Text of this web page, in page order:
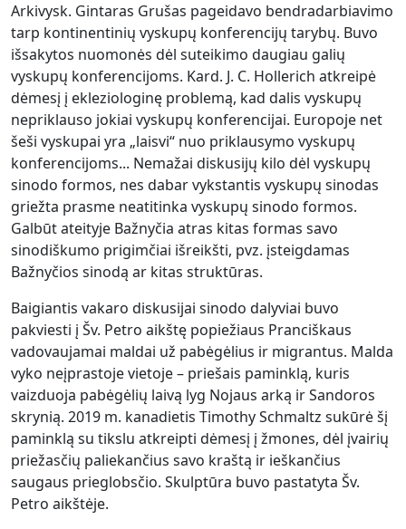
Arkivysk. Gintaras Grušas pageidavo bendradarbiavimo
tarp kontinentinių vyskupų konferencijų tarybų. Buvo
išsakytos nuomonės dėl suteikimo daugiau galių
vyskupų konferencijoms. Kard. J. C. Hollerich atkreipė
dėmesį į ekleziologinę problemą, kad dalis vyskupų
nepriklauso jokiai vyskupų konferencijai. Europoje net
šeši vyskupai yra „laisvi“ nuo priklausymo vyskupų
konferencijoms... Nemažai diskusijų kilo dėl vyskupų
sinodo formos, nes dabar vykstantis vyskupų sinodas
griežta prasme neatitinka vyskupų sinodo formos.
Galbūt ateityje Bažnyčia atras kitas formas savo
sinodiškumo prigimčiai išreikšti, pvz. įsteigdamas
Bažnyčios sinodą ar kitas struktūras.
Baigiantis vakaro diskusijai sinodo dalyviai buvo
pakviesti į Šv. Petro aikštę popiežiaus Pranciškaus
vadovaujamai maldai už pabėgėlius ir migrantus. Malda
vyko neįprastoje vietoje – priešais paminklą, kuris
vaizduoja pabėgėlių laivą lyg Nojaus arką ir Sandoros
skrynią. 2019 m. kanadietis Timothy Schmaltz sukūrė šį
paminklą su tikslu atkreipti dėmesį į žmones, dėl įvairių
priežasčių paliekančius savo kraštą ir ieškančius
saugaus prieglobsčio. Skulptūra buvo pastatyta Šv.
Petro aikštėje.